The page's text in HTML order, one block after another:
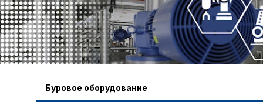
Буровое оборудование